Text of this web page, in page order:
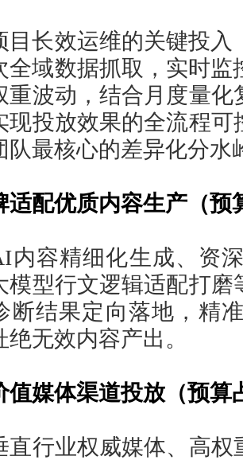
目长效运维的关键投
全域数据抓取，实时
重波动，结合月度量
现投放效果的全流程
队最核心的差异化分
适配优质内容生产（预
内容精细化生成、资
模型行文逻辑适配打
断结果定向落地，精
绝无效内容产出。
值媒体渠道投放（预算
直行业权威媒体、高